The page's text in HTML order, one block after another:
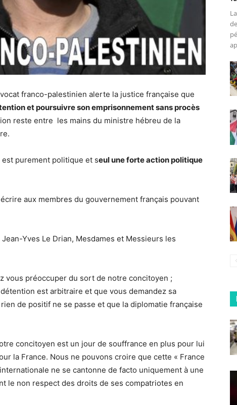
franco-palestinien alerte la justice française que
et poursuivre son emprisonnement sans procès
reste entre les mains du ministre hébreu de la
purement politique et seul une forte action politique
aux membres du gouvernement français pouvant
Yves Le Drian, Mesdames et Messieurs les
vous préoccuper du sort de notre concitoyen ;
est arbitraire et que vous demandez sa
de positif ne se passe et que la diplomatie française
concitoyen est un jour de souffrance en plus pour lui
la France. Nous ne pouvons croire que cette « France
ne se cantonne de facto uniquement à une
le non respect des droits de ses compatriotes en